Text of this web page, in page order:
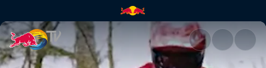
Neko Mulally | Red Bull TV